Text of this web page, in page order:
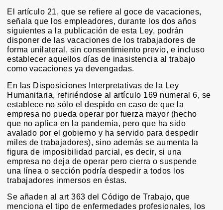
El artículo 21, que se refiere al goce de vacaciones,
señala que los empleadores, durante los dos años
siguientes a la publicación de esta Ley, podrán
disponer de las vacaciones de los trabajadores de
forma unilateral, sin consentimiento previo, e incluso
establecer aquellos días de inasistencia al trabajo
como vacaciones ya devengadas.
En las Disposiciones Interpretativas de la Ley
Humanitaria, refiriéndose al artículo 169 numeral 6, se
establece no sólo el despido en caso de que la
empresa no pueda operar por fuerza mayor (hecho
que no aplica en la pandemia, pero que ha sido
avalado por el gobierno y ha servido para despedir
miles de trabajadores), sino además se aumenta la
figura de imposibilidad parcial, es decir, si una
empresa no deja de operar pero cierra o suspende
una línea o sección podría despedir a todos los
trabajadores inmersos en éstas.
Se añaden al art 363 del Código de Trabajo, que
menciona el tipo de enfermedades profesionales, los